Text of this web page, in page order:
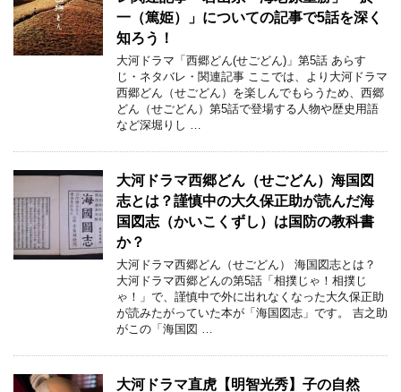
一（篤姫）」についての記事で5話を深く
知ろう！
大河ドラマ「西郷どん(せごどん)」第5話 あらす
じ・ネタバレ・関連記事 ここでは、より大河ドラマ
西郷どん（せごどん）を楽しんでもらうため、西郷
どん（せごどん）第5話で登場する人物や歴史用語
など深堀りし …
大河ドラマ西郷どん（せごどん）海国図
志とは？謹慎中の大久保正助が読んだ海
国図志（かいこくずし）は国防の教科書
か？
大河ドラマ西郷どん（せごどん） 海国図志とは？
大河ドラマ西郷どんの第5話「相撲じゃ！相撲じ
ゃ！」で、謹慎中で外に出れなくなった大久保正助
が読みたがっていた本が「海国図志」です。 吉之助
がこの「海国図 …
大河ドラマ直虎【明智光秀】子の自然